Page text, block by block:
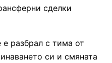
сделки
е разбрал с тима от
си и смяната